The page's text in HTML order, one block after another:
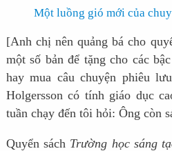
Một luồng gió mới của
[Anh chị nên quảng bá cho
một số bản để tặng cho các
hay mua câu chuyện phiêu
Holgersson có tính giáo dục
tuần chạy đến tôi hỏi: Ông còn
Quyển sách Trường học sáng